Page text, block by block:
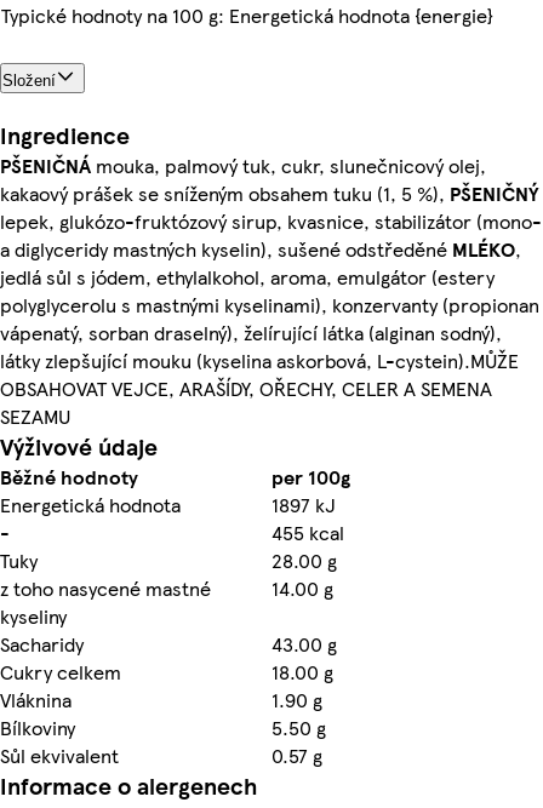
Typické hodnoty na 100 g: Energetická hodnota {energie}
Složení
Ingredience
PŠENIČNÁ mouka, palmový tuk, cukr, slunečnicový olej,
kakaový prášek se sníženým obsahem tuku (1, 5 %), PŠENIČNÝ
lepek, glukózo-fruktózový sirup, kvasnice, stabilizátor (mono-
a diglyceridy mastných kyselin), sušené odstředěné MLÉKO,
jedlá sůl s jódem, ethylalkohol, aroma, emulgátor (estery
polyglycerolu s mastnými kyselinami), konzervanty (propionan
vápenatý, sorban draselný), želírující látka (alginan sodný),
látky zlepšující mouku (kyselina askorbová, L-cystein).MŮŽE
OBSAHOVAT VEJCE, ARAŠÍDY, OŘECHY, CELER A SEMENA
SEZAMU
Výživové údaje
Běžné hodnoty
per 100g
Energetická hodnota
1897 kJ
-
455 kcal
Tuky
28.00 g
z toho nasycené mastné
kyseliny
14.00 g
Sacharidy
43.00 g
Cukry celkem
18.00 g
Vláknina
1.90 g
Bílkoviny
5.50 g
Sůl ekvivalent
0.57 g
Informace o alergenech